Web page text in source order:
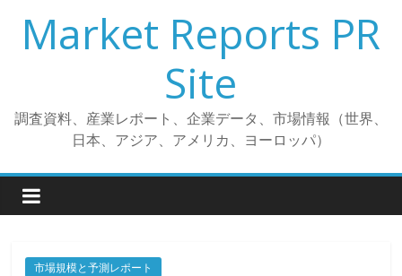
プ
Market Reports PR
Site
調査資料、産業レポート、企業データ、市場情報（世界、
日本、アジア、アメリカ、ヨーロッパ）
市場規模と予測レポート